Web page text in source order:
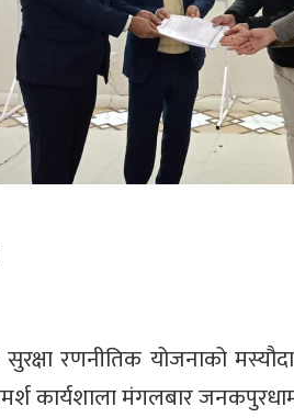
सुरक्षा रणनीतिक योजनाको
कार्यशाला मंगलबार